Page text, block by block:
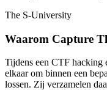
The S-University
Waarom Capture
Tijdens een CTF hacking
elkaar om binnen een
lossen. Zij verzamelen